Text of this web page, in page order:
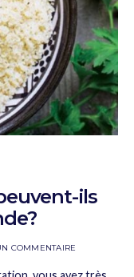
ils
COMMENTAIRE